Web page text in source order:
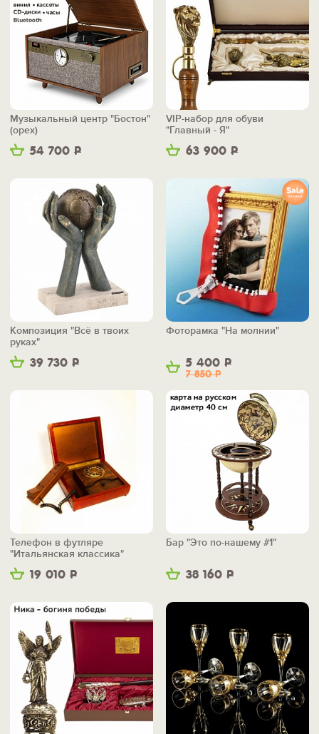
54 700 Р
Музыкальный центр "Бостон"
(орех)
63 900 Р
VIP-набор для обуви
"Главный - Я"
39 730 Р
Композиция "Всё в твоих
руках"
5 400 Р
7 850Р
Фоторамка "На молнии"
19 010 Р
Телефон в футляре
"Итальянская классика"
38 160 Р
Бар "Это по-нашему #1"